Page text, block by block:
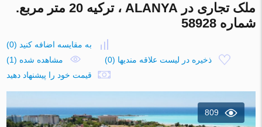
ملک تجاری در ALANYA ، ترکیه 20 متر مربع.
شماره 58928
به مقایسه اضافه کنید (
0
)
ذخیره در لیست علاقه مندیها (
0
)
مشاهده شده (1)
قیمت خود را پیشنهاد دهید
809